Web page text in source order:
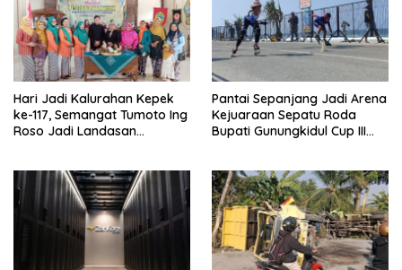
Hari Jadi Kalurahan Kepek
ke-117, Semangat Tumoto Ing
Roso Jadi Landasan
Pantai Sepanjang Jadi Arena
Kejuaraan Sepatu Roda
Bupati Gunungkidul Cup III
Tourism